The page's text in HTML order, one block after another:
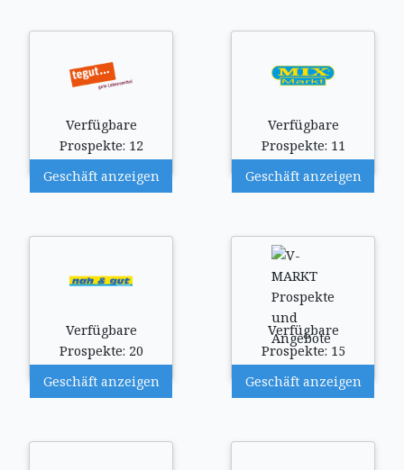
Verfügbare
Prospekte: 12
Geschäft anzeigen
Verfügbare
Prospekte: 11
Geschäft anzeigen
Verfügbare
Prospekte: 20
Geschäft anzeigen
Verfügbare
Prospekte: 15
Geschäft anzeigen